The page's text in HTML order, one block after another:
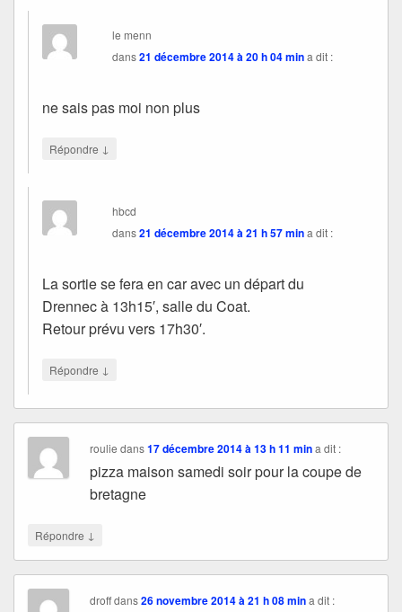
le menn
dans21 décembre 2014 à 20 h 04 mina dit :
ne sais pas moi non plus
Répondre ↓
hbcd
dans21 décembre 2014 à 21 h 57 mina dit :
La sortie se fera en car avec un départ du
Drennec à 13h15′, salle du Coat.
Retour prévu vers 17h30′.
Répondre ↓
roulie dans17 décembre 2014 à 13 h 11 min a dit :
pizza maison samedi soir pour la coupe de
bretagne
Répondre ↓
droffdans26 novembre 2014 à 21 h 08 min a dit :